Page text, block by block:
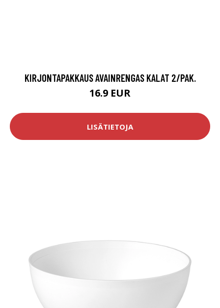
KIRJONTAPAKKAUS AVAINRENGAS KALAT 2/PAK.
16.9 EUR
LISÄTIETOJA